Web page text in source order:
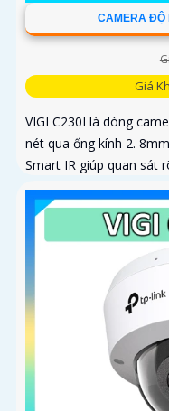
CAMERA ĐỘ
Giá
VIGI C230I là dòng
nét qua ống kính 2.
Smart IR giúp quan sát
và chống phá hoại
kiện môi trường